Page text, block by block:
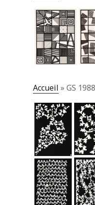
Accueil »GS